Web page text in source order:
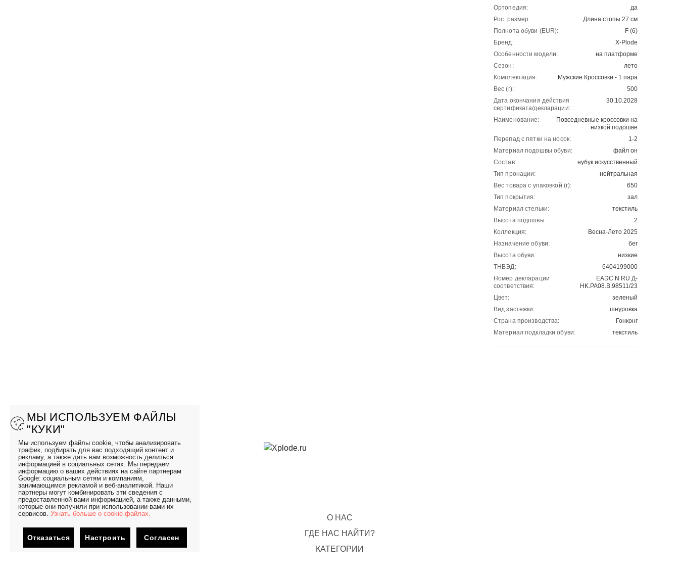
Ортопедия:
да
Рос. размер:
Длина стопы 27 см
Полнота обуви (EUR):
F (6)
Бренд:
X-Plode
Особенности модели:
на платформе
Сезон:
лето
Комплектация:
Мужские Кроссовки - 1 пара
Вес (г):
500
Дата окончания действия
сертификата/декларации:
30.10.2028
Наименование:
Повседневные кроссовки на
низкой подошве
Перепад с пятки на носок:
1-2
Материал подошвы обуви:
файл он
Состав:
нубук искусственный
Тип пронации:
нейтральная
Вес товара с упаковкой (г):
650
Тип покрытия:
зал
Материал стельки:
текстиль
Высота подошвы:
2
Коллекция:
Весна-Лето 2025
Назначение обуви:
бег
Высота обуви:
низкие
ТНВЭД:
6404199000
Номер декларации
соответствия:
ЕАЭС N RU Д-
HK.РА08.В.98511/23
Цвет:
зеленый
Вид застежки:
шнуровка
Страна производства:
Гонконг
Материал подкладки обуви:
текстиль
О НАС
ГДЕ НАС НАЙТИ?
КАТЕГОРИИ
МЫ ИСПОЛЬЗУЕМ ФАЙЛЫ
"КУКИ"
Мы используем файлы cookie, чтобы анализировать
трафик, подбирать для вас подходящий контент и
рекламу, а также дать вам возможность делиться
информацией в социальных сетях. Мы передаем
информацию о ваших действиях на сайте партнерам
Google: социальным сетям и компаниям,
занимающимся рекламой и веб-аналитикой. Наши
партнеры могут комбинировать эти сведения с
предоставленной вами информацией, а также данными,
которые они получили при использовании вами их
сервисов. Узнать больше о cookie-файлах.
Отказаться Настроить Согласен